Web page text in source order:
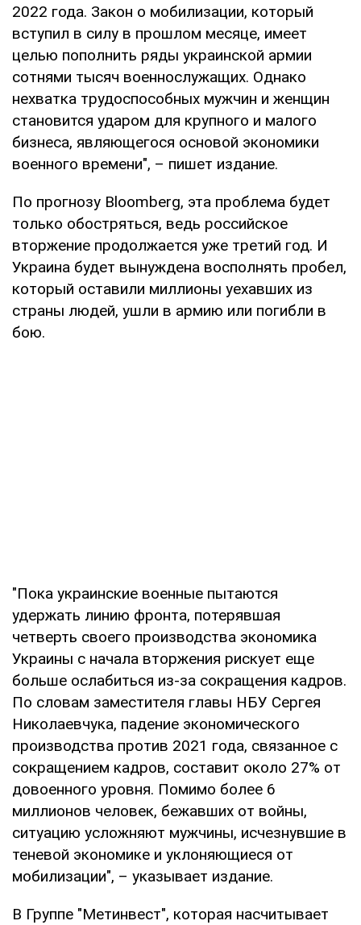
2022 года. Закон о мобилизации, который
вступил в силу в прошлом месяце, имеет
целью пополнить ряды украинской армии
сотнями тысяч военнослужащих. Однако
нехватка трудоспособных мужчин и женщин
становится ударом для крупного и малого
бизнеса, являющегося основой экономики
военного времени", – пишет издание.
По прогнозу Bloomberg, эта проблема будет
только обостряться, ведь российское
вторжение продолжается уже третий год. И
Украина будет вынуждена восполнять пробел,
который оставили миллионы уехавших из
страны людей, ушли в армию или погибли в
бою.
"Пока украинские военные пытаются
удержать линию фронта, потерявшая
четверть своего производства экономика
Украины с начала вторжения рискует еще
больше ослабиться из-за сокращения кадров.
По словам заместителя главы НБУ Сергея
Николаевчука, падение экономического
производства против 2021 года, связанное с
сокращением кадров, составит около 27% от
довоенного уровня. Помимо более 6
миллионов человек, бежавших от войны,
ситуацию усложняют мужчины, исчезнувшие в
теневой экономике и уклоняющиеся от
мобилизации", – указывает издание.
В Группе "Метинвест", которая насчитывает